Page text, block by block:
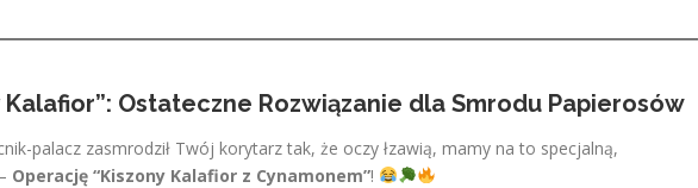
Kalafior”: Ostateczne Rozwiązanie dla Smrodu Papierosów
palacz zasmrodził Twój korytarz tak, że oczy łzawią, mamy na to specjalną,
Operację “Kiszony Kalafior z Cynamonem”!